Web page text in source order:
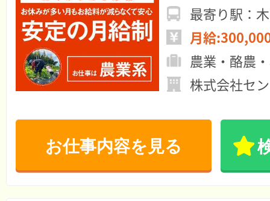
最寄り駅：
月給
農業・酪農
株式会社セ
お仕事内容を見る